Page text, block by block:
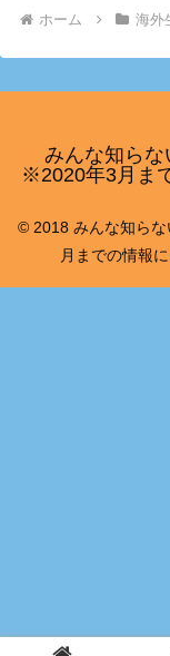
ホーム 海外
みんな知ら
※2020年3月ま
© 2018 みんな知ら
月までの情報